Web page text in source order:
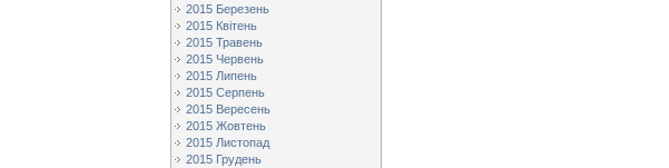
2015 Березень
2015 Квітень
2015 Травень
2015 Червень
2015 Липень
2015 Серпень
2015 Вересень
2015 Жовтень
2015 Листопад
2015 Грудень